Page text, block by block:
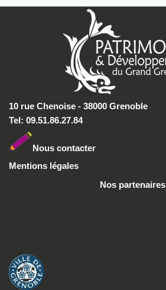
10 rue Chenoise - 38000 Grenoble
Tel: 09.51.86.27.84
Nous contacter
Mentions légales
Nos partenaires